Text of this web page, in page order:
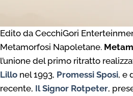
Edito da CecchiGori
Metamorfosi Napoletane.
l’unione del primo ritratto
Lillo nel 1993, Promessi Sposi, e
recente, Il Signor Rotpeter,